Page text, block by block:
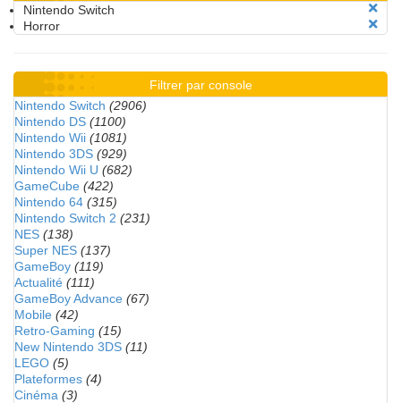
Nintendo Switch
Horror
Filtrer par console
Nintendo Switch (2906)
Nintendo DS (1100)
Nintendo Wii (1081)
Nintendo 3DS (929)
Nintendo Wii U (682)
GameCube (422)
Nintendo 64 (315)
Nintendo Switch 2 (231)
NES (138)
Super NES (137)
GameBoy (119)
Actualité (111)
GameBoy Advance (67)
Mobile (42)
Retro-Gaming (15)
New Nintendo 3DS (11)
LEGO (5)
Plateformes (4)
Cinéma (3)